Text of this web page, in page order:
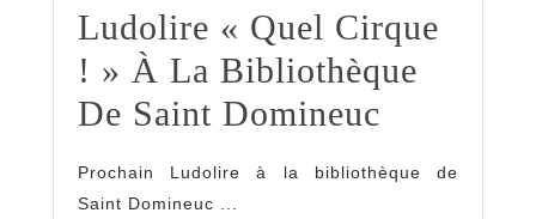
Ludolire « Quel Cirque
! » À La Bibliothèque
De Saint Domineuc
Prochain Ludolire à la bibliothèque de
Saint Domineuc ...